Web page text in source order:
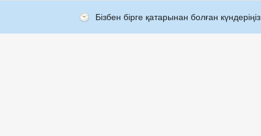
Бізбен бірге қатарынан болған күндеріңіз